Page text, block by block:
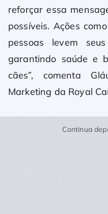
reforçar essa
possíveis. Ações
pessoas levem
garantindo saúde e
cães”, comenta
Marketing da Royal
Continua